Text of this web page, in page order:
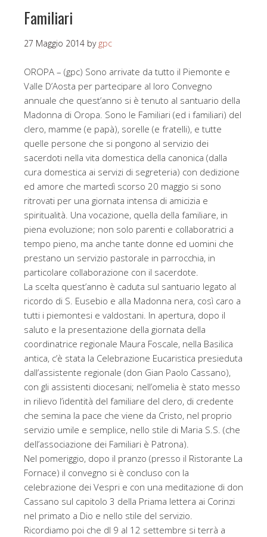
Familiari
27 Maggio 2014 by gpc
OROPA – (gpc) Sono arrivate da tutto il Piemonte e
Valle D’Aosta per partecipare al loro Convegno
annuale che quest’anno si è tenuto al santuario della
Madonna di Oropa. Sono le Familiari (ed i familiari) del
clero, mamme (e papà), sorelle (e fratelli), e tutte
quelle persone che si pongono al servizio dei
sacerdoti nella vita domestica della canonica (dalla
cura domestica ai servizi di segreteria) con dedizione
ed amore che martedì scorso 20 maggio si sono
ritrovati per una giornata intensa di amicizia e
spiritualità. Una vocazione, quella della familiare, in
piena evoluzione; non solo parenti e collaboratrici a
tempo pieno, ma anche tante donne ed uomini che
prestano un servizio pastorale in parrocchia, in
particolare collaborazione con il sacerdote.
La scelta quest’anno è caduta sul santuario legato al
ricordo di S. Eusebio e alla Madonna nera, così caro a
tutti i piemontesi e valdostani. In apertura, dopo il
saluto e la presentazione della giornata della
coordinatrice regionale Maura Foscale, nella Basilica
antica, c’è stata la Celebrazione Eucaristica presieduta
dall’assistente regionale (don Gian Paolo Cassano),
con gli assistenti diocesani; nell’omelia è stato messo
in rilievo l’identità del familiare del clero, di credente
che semina la pace che viene da Cristo, nel proprio
servizio umile e semplice, nello stile di Maria S.S. (che
dell’associazione dei Familiari è Patrona).
Nel pomeriggio, dopo il pranzo (presso il Ristorante La
Fornace) il convegno si è concluso con la
celebrazione dei Vespri e con una meditazione di don
Cassano sul capitolo 3 della Priama lettera ai Corinzi
nel primato a Dio e nello stile del servizio.
Ricordiamo poi che dl 9 al 12 settembre si terrà a